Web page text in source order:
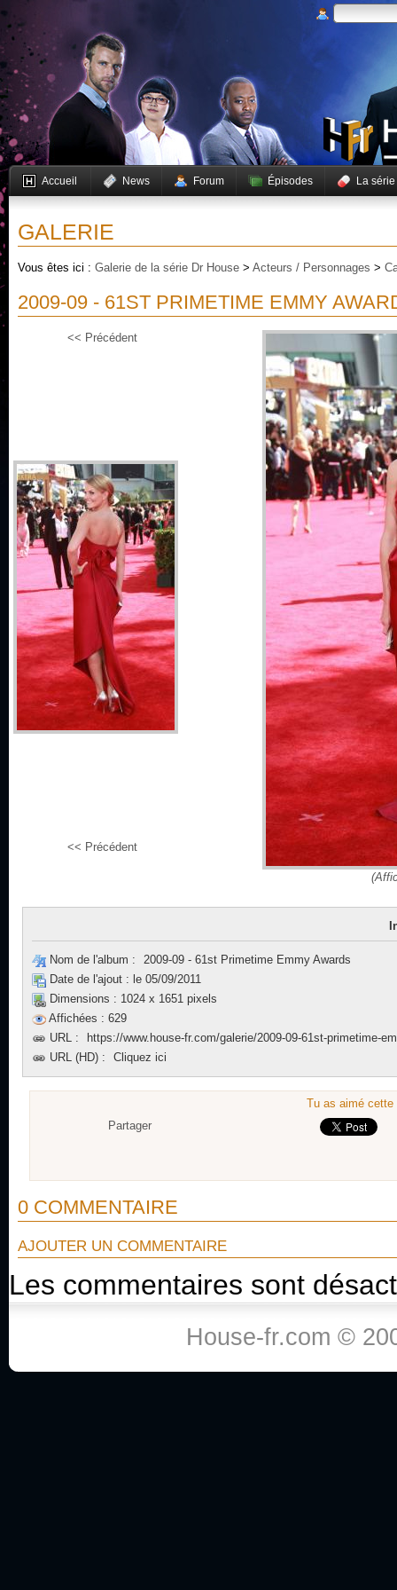
Accueil News Forum Épisodes La série
GALERIE
Vous êtes ici : Galerie de la série Dr House > Acteurs / Personnages >
2009-09 - 61ST PRIMETIME EMMY
<< Précédent
<< Précédent
Nom de l'album :
2009-09 - 61st Primetime Emmy Awards
Date de l'ajout : le 05/09/2011
Dimensions : 1024 x 1651 pixels
Affichées : 629
URL :
https://www.house-fr.com/galerie/2009-09-61st-primetime-
URL (HD) :
Cliquez ici
Tu as aimé
Partager
0 COMMENTAIRE
AJOUTER UN COMMENTAIRE
Les commentaires sont
House-fr.com ©